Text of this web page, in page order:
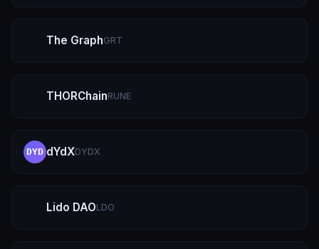
The GraphGRT
THORChainRUNE
DYD dYdXDYDX
Lido DAOLDO